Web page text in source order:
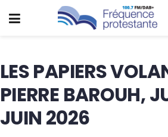
LES PAPIERS
PIERRE BAROUH,
JUIN 2026